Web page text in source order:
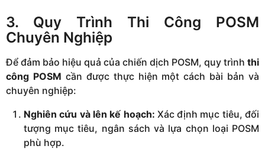
3. Quy Trình Thi Công POSM
Chuyên Nghiệp
Để đảm bảo hiệu quả của chiến dịch POSM, quy trình thi
công POSM cần được thực hiện một cách bài bản và
chuyên nghiệp:
Nghiên cứu và lên kế hoạch: Xác định mục tiêu, đối
tượng mục tiêu, ngân sách và lựa chọn loại POSM
phù hợp.